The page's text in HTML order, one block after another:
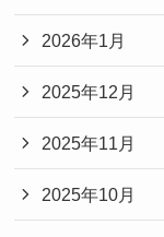
2026年1月
2025年12月
2025年11月
2025年10月